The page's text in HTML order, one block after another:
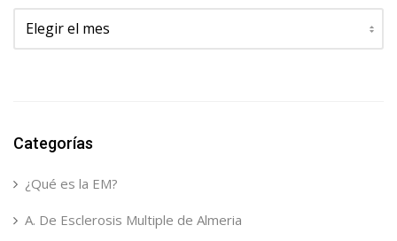
Archivos
Categorías
¿Qué es la EM?
A. De Esclerosis Multiple de Almeria